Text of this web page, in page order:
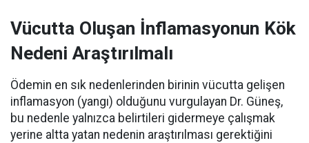
Vücutta Oluşan İnflamasyonun Kök
Nedeni Araştırılmalı
Ödemin en sık nedenlerinden birinin vücutta gelişen
inflamasyon (yangı) olduğunu vurgulayan Dr. Güneş,
bu nedenle yalnızca belirtileri gidermeye çalışmak
yerine altta yatan nedenin araştırılması gerektiğini